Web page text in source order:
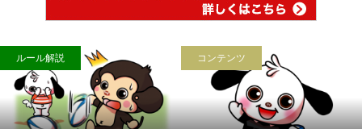
コンテンツ ポジション解説